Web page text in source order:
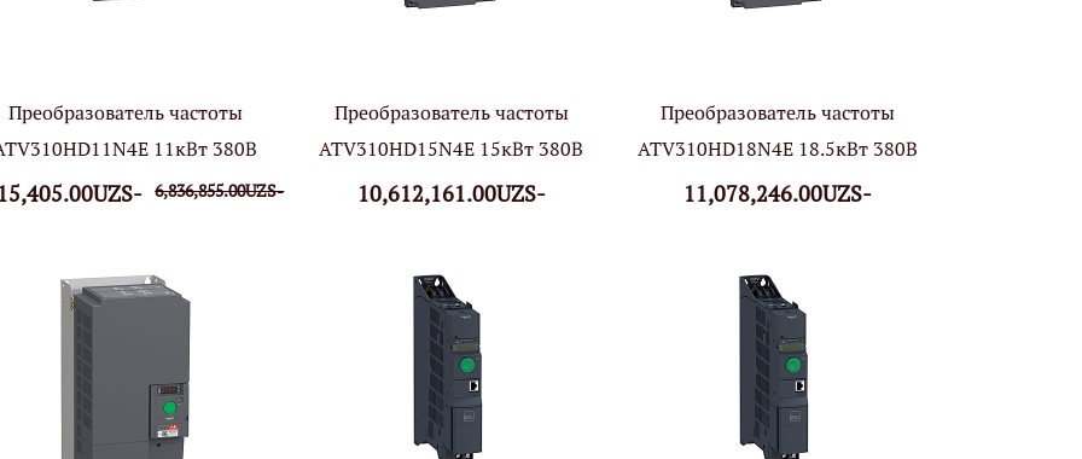
Преобразователь частоты
11кВт 380В
6,836,855.00UZS-
Преобразователь частоты
ATV310HD15N4E 15кВт 380В
10,612,161.00UZS-
Преобразователь частоты
ATV310HD18N4E 18.5кВт 380В
11,078,246.00UZS-